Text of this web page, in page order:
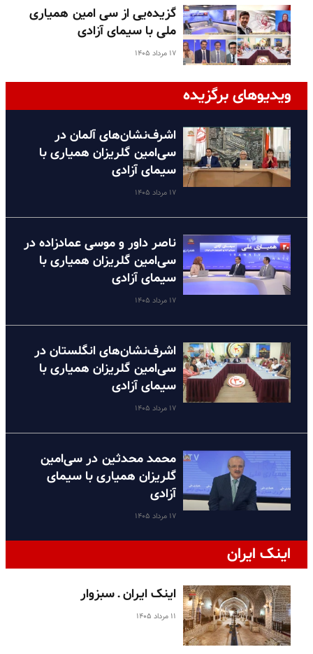
گزیده‌یی از سی امین همیاری
ملی با سیمای آزادی
۱۷ مرداد ۱۴۰۵
ویدیوهای برگزیده
اشرف‌نشان‌های آلمان در
سی‌امین گلریزان همیاری با
سیمای آزادی
۱۷ مرداد ۱۴۰۵
ناصر داور و موسی عمادزاده در
سی‌امین گلریزان همیاری با
سیمای آزادی
۱۷ مرداد ۱۴۰۵
اشرف‌نشان‌های انگلستان در
سی‌امین گلریزان همیاری با
سیمای آزادی
۱۷ مرداد ۱۴۰۵
محمد محدثین در سی‌امین
گلریزان همیاری با سیمای
آزادی
۱۷ مرداد ۱۴۰۵
اینک ایران
اینک ایران ـ سبزوار
۱۱ مرداد ۱۴۰۵